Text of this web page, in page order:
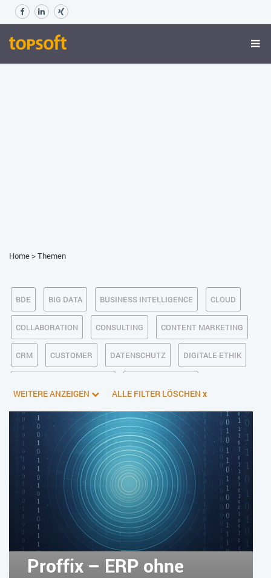
Home>Themen
BDE BIG DATA BUSINESS INTELLIGENCE CLOUD
COLLABORATION CONSULTING CONTENT MARKETING
CRM CUSTOMER DATENSCHUTZ DIGITALE ETHIK
E-BUSINESS ECM/DMS E-COMMERCE EINKAUF
ERP FALLSTUDIEN FERTIGUNG FINANZSOFTWARE
HANDEL HR INDUSTRIE 4.0
IT AUS- UND WEITERBILDUNG IT-INFRASTRUKTUR
IT-JOBS IT-SERVICE MANAGEMENT KI IM ERP
KÜNSTLICHE INTELLIGENZ LOGISTIK LOHN
WEITERE ANZEIGEN ALLE FILTER LÖSCHEN x
Proffix – ERP ohne